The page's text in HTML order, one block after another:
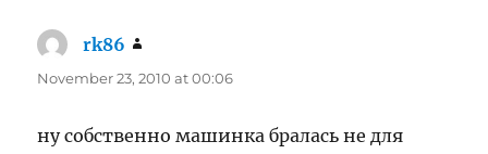
rk86
November 23, 2010 at 00:06
ну собственно машинка бралась не для